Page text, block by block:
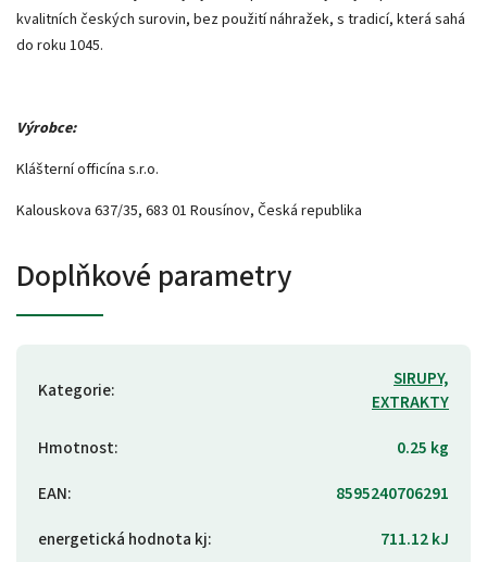
kvalitních českých surovin, bez použití náhražek, s tradicí, která sahá
do roku 1045.
Výrobce:
Klášterní officína s.r.o.
Kalouskova 637/35, 683 01 Rousínov, Česká republika
Doplňkové parametry
Kategorie:
SIRUPY,
EXTRAKTY
Hmotnost:
0.25 kg
EAN:
8595240706291
energetická hodnota kj:
711.12 kJ